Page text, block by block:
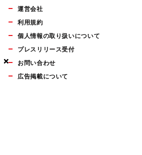
×
×
×
運営会社
利用規約
個人情報の取り扱いについて
プレスリリース受付
お問い合わせ
広告掲載について